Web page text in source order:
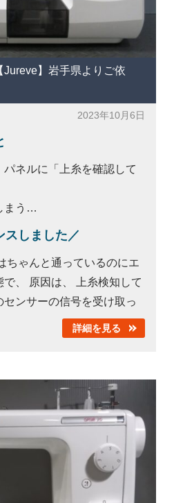
Jureve】岩手県よりご依
2023年10月6日
パネルに「上糸を確認して
まう…
スしました／
ちゃんと通っているのにエ
、 原因は、 上糸検知して
ンサーの信号を受け取っ
詳細を見る